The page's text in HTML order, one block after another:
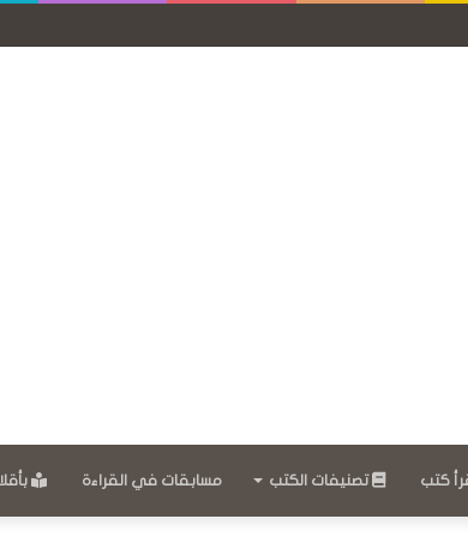
كتب تصنيفات الكتب مسابقات في القراءة